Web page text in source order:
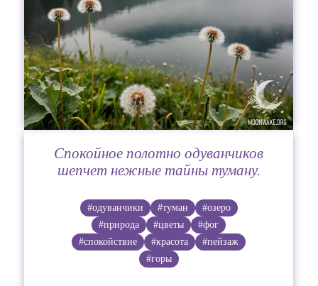
Спокойное полотно одуванчиков
шепчет нежные тайны туману.
#одуванчики #туман
#озеро
#природа
#цветы
#фог
#спокойствие
#красота
#пейзаж
#горы